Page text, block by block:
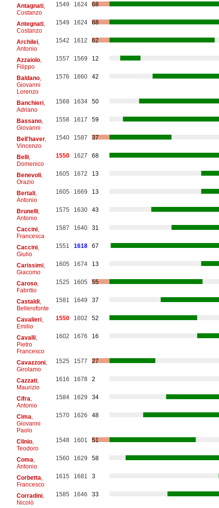
Antagnati,
Costanzo
1549 1624 68
Antegnati,
Costanzo
1549 1624 68
Archilei,
Antonio
1542 1612 62
Azzaiolo,
Filippo
1557 1569 12
Baldano,
Giovanni
Lorenzo
1576 1660 42
Banchieri,
Adriano
1568 1634 50
Bassano,
Giovanni
1558 1617 59
Bell'haver,
Vincenzo
1540 1587 37
Belli,
Domenico
1550 1627 68
Benevoli,
Orazio
1605 1672 13
Bertali,
Antonio
1605 1669 13
Brunelli,
Antonio
1575 1630 43
Caccini,
Francesca
1587 1640 31
Caccini,
Giulio
1551 1618 67
Carissimi,
Giacomo
1605 1674 13
Caroso,
Fabritio
1525 1605 55
Castaldi,
Bellerofonte
1581 1649 37
Cavalieri,
Emilio
1550 1602 52
Cavalli,
Pietro
Francesco
1602 1676 16
Cavazzoni,
Girolamo
1525 1577 27
Cazzati,
Maurizio
1616 1678 2
Cifra
Antonio
1584 1629 34
Cima
Giovanni
Paolo
1570 1626 48
Clinio,
Teodoro
1548 1601 51
Coma
Antonio
1560 1629 58
Corbetta
Francesco
1615 1681 3
Corradini,
Nicolò
1585 1646 33